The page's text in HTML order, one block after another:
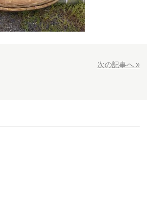
次の記事へ »